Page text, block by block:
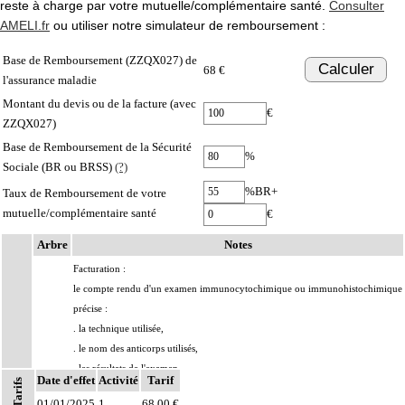
reste à charge par votre mutuelle/complémentaire santé. Consulter
AMELI.fr ou utiliser notre simulateur de remboursement :
Base de Remboursement (ZZQX027) de
l'assurance maladie
68 € Calculer
Montant du devis ou de la facture (avec
ZZQX027)
€
Base de Remboursement de la Sécurité
Sociale (BR ou BRSS) (?)
%
Taux de Remboursement de votre
mutuelle/complémentaire santé
%BR+
€
Arbre Notes
17.2.6.1
Facturation :
le compte rendu d'un examen immunocytochimique ou immunohistochimique
précise :
. la technique utilisée,
. le nom des anticorps utilisés,
. les résultats de l'examen,
. les conclusions
Tarifs Date d'effet Activité
Tarif